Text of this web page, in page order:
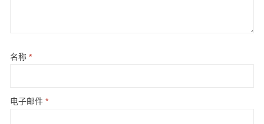
名称 *
电子邮件 *